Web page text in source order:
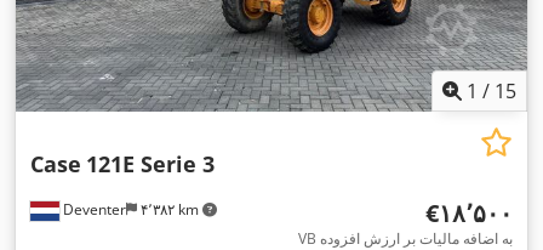
1 / 15
Deventer ۴٬۳۸۲ km
Case 121E Serie 3
‎€۱۸٬۵۰۰
VB به اضافه مالیات بر ارزش افزوده